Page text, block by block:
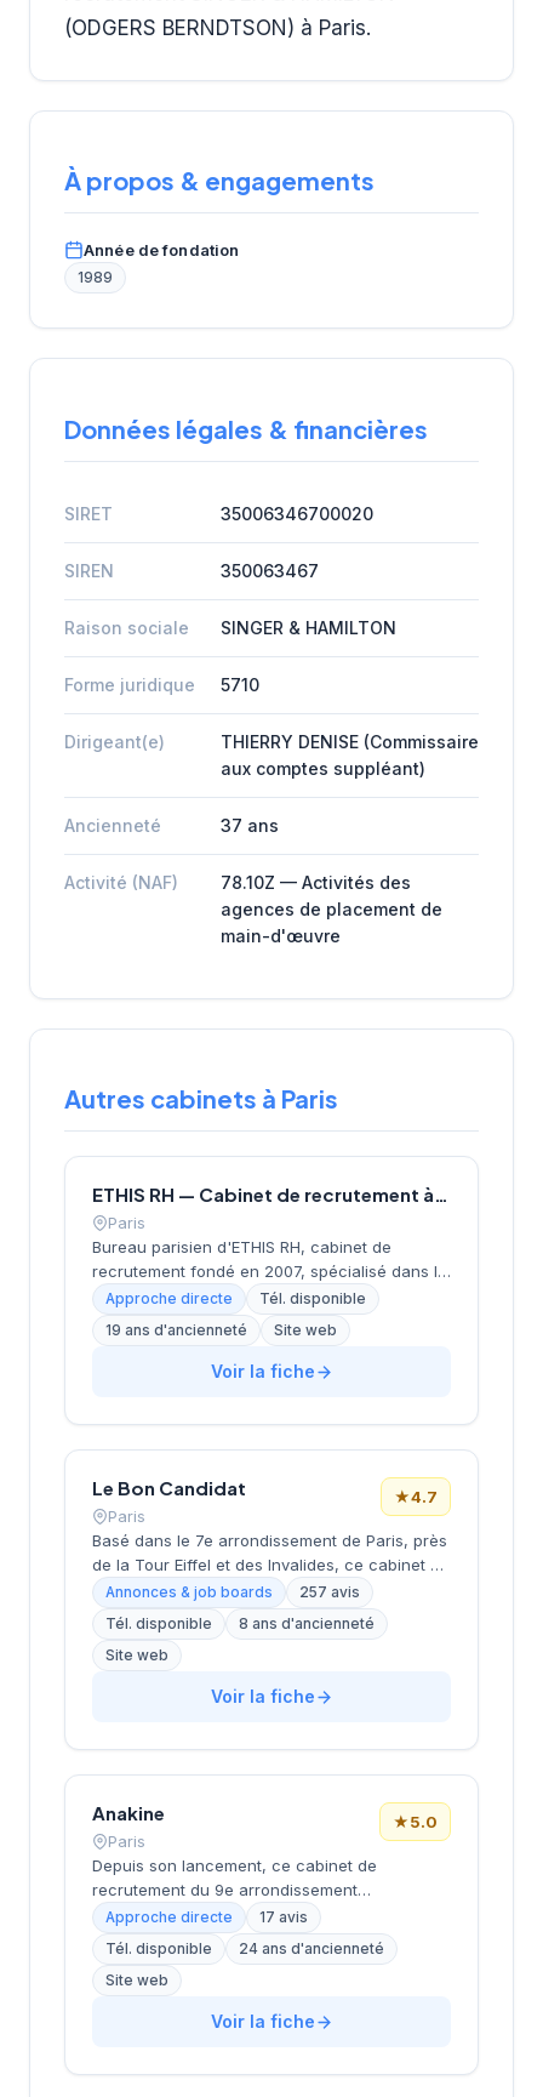
(ODGERS BERNDTSON) à Paris.
À propos & engagements
Année de fondation
1989
Données légales & financières
SIRET 35006346700020
SIREN 350063467
Raison sociale SINGER & HAMILTON
Forme juridique 5710
Dirigeant(e)
THIERRY DENISE (Commissaire
aux comptes suppléant)
Ancienneté 37 ans
Activité (NAF)
78.10Z — Activités des
agences de placement de
main-d'œuvre
Autres cabinets à Paris
ETHIS RH — Cabinet de recrutement à Paris
Paris
Bureau parisien d'ETHIS RH, cabinet de
recrutement fondé en 2007, spécialisé dans le
conseil en ressources humaines, le
recrutement de cadres et dirigeants, le
coaching et l'outplacement. Situé au 16 rue de
Monceau dans le 8e arrondissement de Paris,
Approche directe
Tél. disponible
19 ans d'ancienneté
Site web
Voir la fiche
Le Bon Candidat
Paris
★4.7
Basé dans le 7e arrondissement de Paris, près
de la Tour Eiffel et des Invalides, ce cabinet de
recrutement bénéficie d'une localisation
prestigieuse au cœur de la capitale. Installé
rue de Bellechasse, il accompagne les
entreprises dans leurs recrutements avec une
approche personnalisée. La structure affiche
une excellente réputation auprès de sa
prestations de conseil en recrutement.
Annonces & job boards
257 avis
Tél. disponible
8 ans d'ancienneté
Site web
Voir la fiche
Anakine
Paris
★5.0
Depuis son lancement, ce cabinet de
recrutement du 9e arrondissement
accompagne les entreprises dans leurs
recherches de talents, avec une approche
centrée sur les métiers du digital et de la tech.
Basée rue de Clichy dans le quartier Opéra-
Grands Boulevards, la structure développe
une expertise particulière sur les profils
Approche directe
17 avis
Tél. disponible
24 ans d'ancienneté
Site web
Voir la fiche